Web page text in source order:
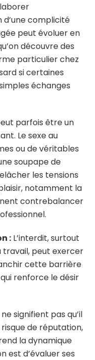
complicité
peut évoluer en
découvre des
particulier chez
si certaines
échanges
parfois être un
Le sexe au
ou de véritables
soupape de
les tensions
notamment la
contrebalancer
: L’interdit, surtout
travail, peut exercer
cette barrière
renforce le désir
signifient pas qu’il
de réputation,
la dynamique
est d’évaluer ses